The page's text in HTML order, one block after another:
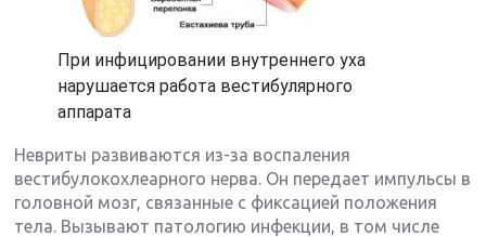
При инфицировании внутреннего уха
нарушается работа вестибулярного
аппарата
Невриты развиваются из-за воспаления
вестибулокохлеарного нерва. Он передает импульсы в
головной мозг, связанные с фиксацией положения
тела. Вызывают патологию инфекции, в том числе